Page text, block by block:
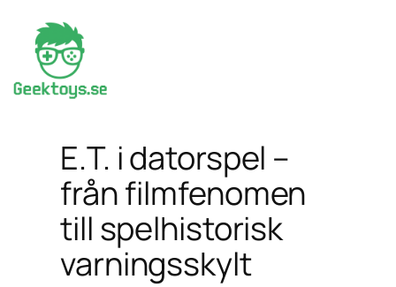
Hoppa
innehåll
E.T. i datorspel –
från filmfenomen
till spelhistorisk
varningsskylt